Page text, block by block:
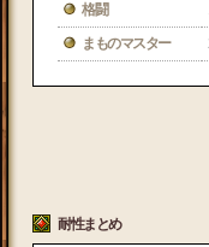
格闘
まものマスター
耐性まとめ